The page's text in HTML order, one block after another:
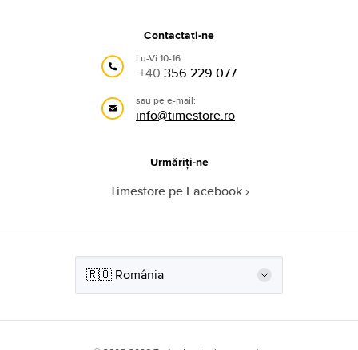
Contactați-ne
Lu-Vi 10-16
+40 356 229 077
sau pe e-mail:
info@timestore.ro
Urmăriți-ne
Timestore pe Facebook